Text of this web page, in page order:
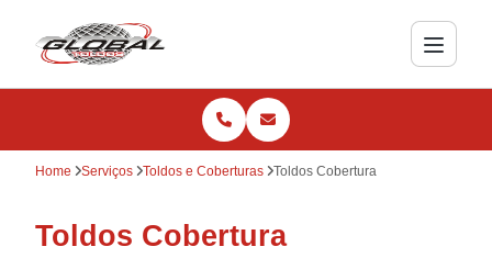
Home Serviços Toldos e Coberturas Toldos Cobertura
Toldos Cobertura